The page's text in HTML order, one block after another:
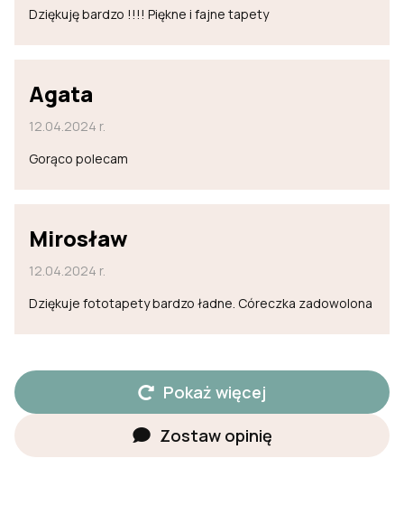
Dziękuję bardzo !!!! Piękne i fajne tapety
Agata
12.04.2024 r.
Gorąco polecam
Mirosław
12.04.2024 r.
Dziękuje fototapety bardzo ładne. Córeczka zadowolona
Pokaż więcej
Zostaw opinię